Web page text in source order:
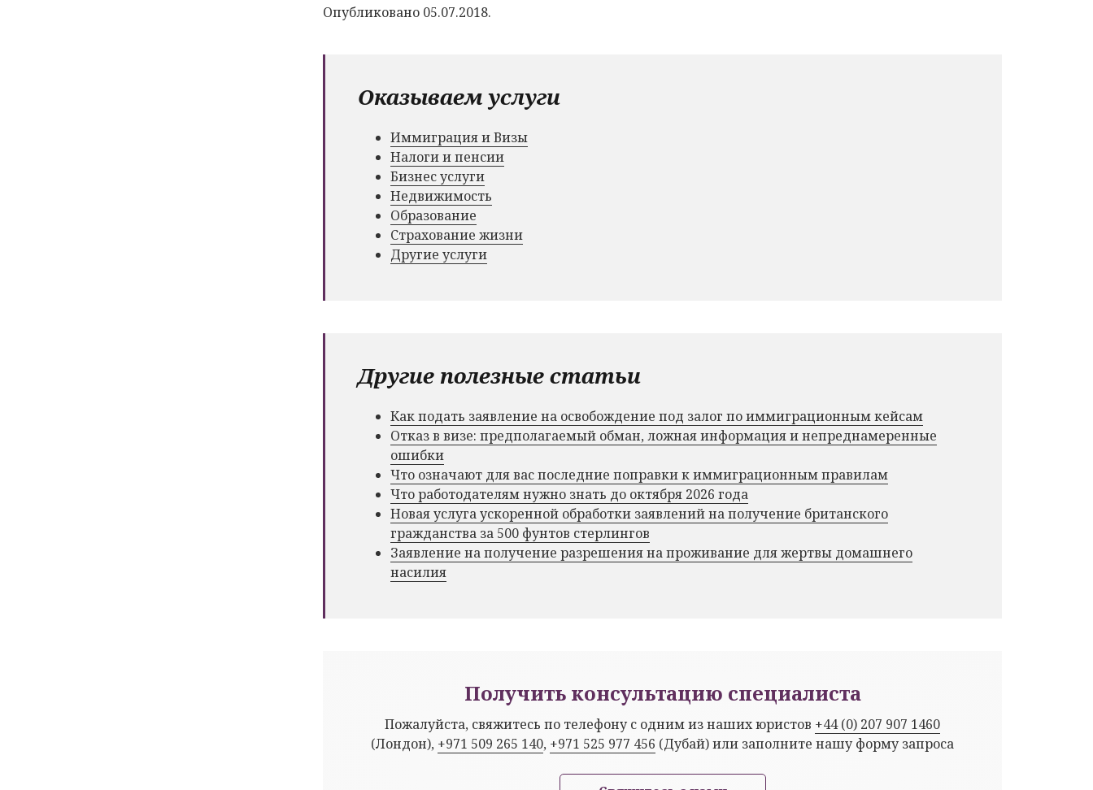
Опубликовано 05.07.2018.
Оказываем услуги
Иммиграция и Визы
Налоги и пенсии
Бизнес услуги
Недвижимость
Образование
Страхование жизни
Другие услуги
Другие полезные статьи
Как подать заявление на освобождение под залог по иммиграционным кейсам
Отказ в визе: предполагаемый обман, ложная информация и непреднамеренные
ошибки
Что означают для вас последние поправки к иммиграционным правилам
Что работодателям нужно знать до октября 2026 года
Новая услуга ускоренной обработки заявлений на получение британского
гражданства за 500 фунтов стерлингов
Заявление на получение разрешения на проживание для жертвы домашнего
насилия
Получить консультацию специалиста
Пожалуйста, свяжитесь по телефону с одним из наших юристов +44 (0) 207 907 1460
(Лондон), +971 509 265 140, +971 525 977 456 (Дубай) или заполните нашу форму запроса